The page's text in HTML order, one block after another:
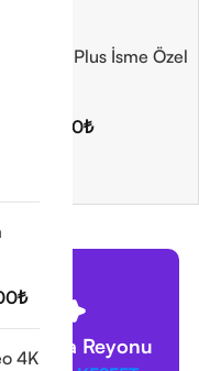
₺
4K
365 Pro Plus İsme Özel
200.00₺
Zeka Reyonu